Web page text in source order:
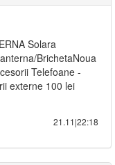
Solara
BrichetaNoua
Telefoane -
externe 100 lei
21.11|22:18